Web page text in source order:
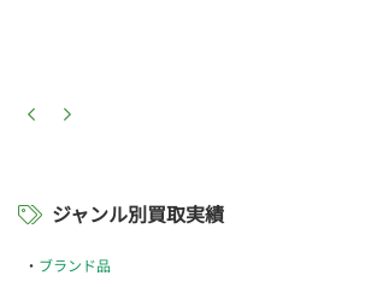
ジャンル別買取実績
ブランド品